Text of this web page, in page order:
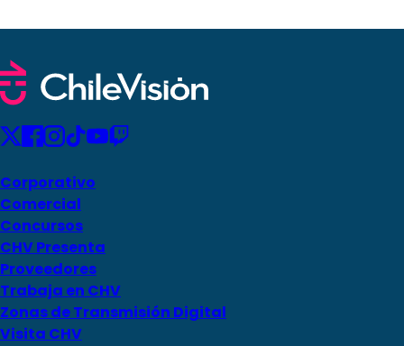
Corporativo
Comercial
Concursos
CHV Presenta
Proveedores
Trabaja en CHV
Zonas de Transmisión Digital
Visita CHV